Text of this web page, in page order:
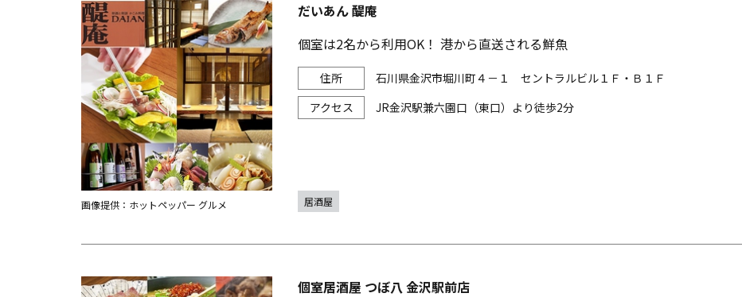
だいあん 醍庵
個室は2名から利用OK！ 港から直送される鮮魚
石川県金沢市堀川町４－１ セントラルビル１Ｆ・Ｂ１Ｆ
JR金沢駅兼六園口（東口）より徒歩2分
画像提供：ホットペッパー グルメ 居酒屋
個室居酒屋 つぼ八 金沢駅前店